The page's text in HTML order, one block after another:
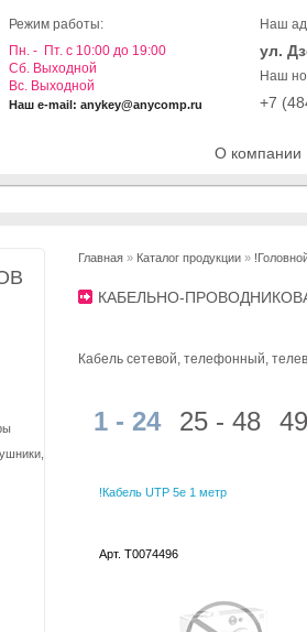
О компании
Режим работы:
Пн. - Пт. с 10:00 до 19:00
Cб. Выходной
Вс. Выходной
Наш e-mail: anykey@anycomp.ru
Наш
ул.
Наш
+7
Главная » Каталог продукции »
КАБЕЛЬНО-
Кабель сетевой, телефонный,
1 - 24 25 - 48
!Кабель UTP 5e 1 метр
Арт. T0074496